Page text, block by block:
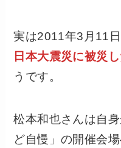
実は2011年3月11
日本大震災に被災
うです。
松本和也さんは自
ど自慢」の開催会